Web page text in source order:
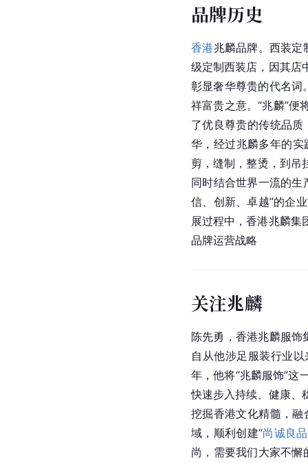
品牌历史
香港兆麟品牌。西装定
级定制西装店，因其店
彰显奢华尊贵的代名词
祥富贵之意。“兆麟”便
了优良尊贵的传统品
华，经过兆麟多年的
剪，缝制，整烫，到吊
同时结合世界一流的生
信、创新、卓越”的企
展过程中，香港兆麟集
品牌运营战略
关注兆麟
陈先勇，香港兆麟服饰
自从他涉足服装行业
年，他将“兆麟服饰”这
快速步入持续、健康、
挖掘香港文化精髓，
域，顺利创建“尚诚良品
尚，需要我们大家不懈